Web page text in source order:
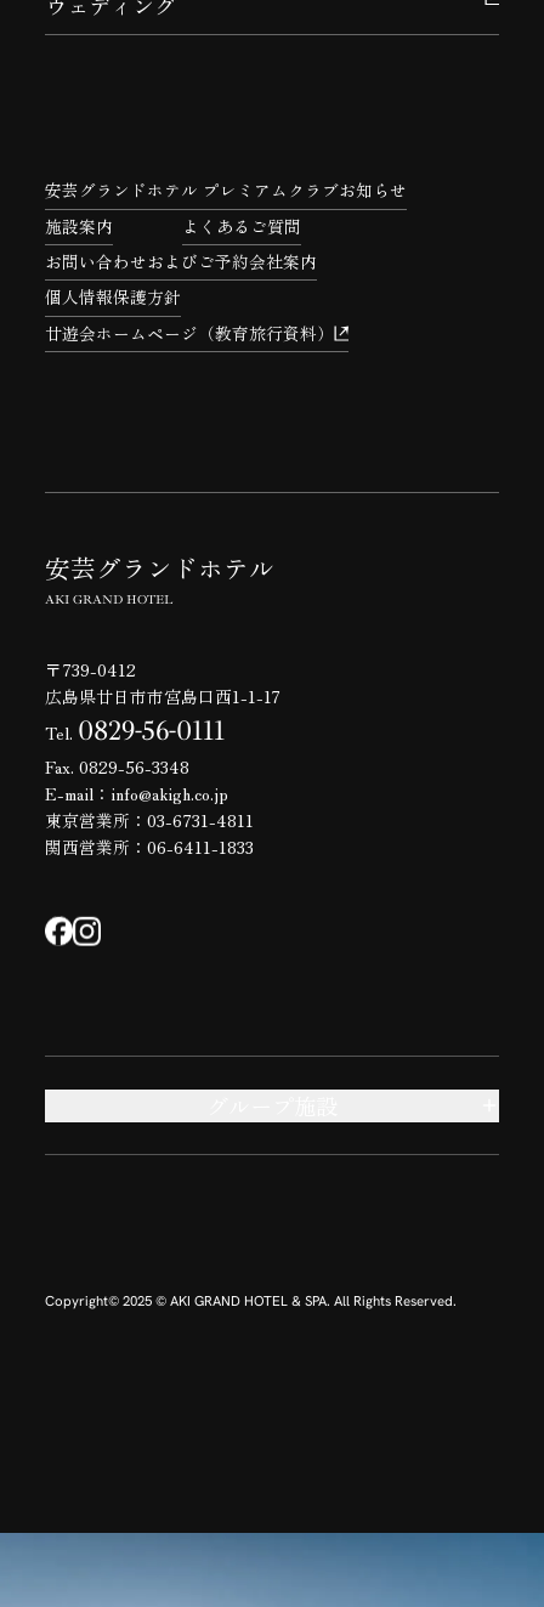
安芸グランドホテル プレミアムクラブお知らせ
施設案内
よくあるご質問
お問い合わせおよびご予約会社案内
個人情報保護方針
廿遊会ホームページ（教育旅行資料）
安芸グランドホテル
AKI GRAND HOTEL
〒739-0412
広島県廿日市市宮島口西1-1-17
Tel. 0829-56-0111
Fax. 0829-56-3348
E-mail：info@akigh.co.jp
東京営業所：03-6731-4811
関西営業所：06-6411-1833
Copyright© 2025 © AKI GRAND HOTEL & SPA. All Rights Reserved.